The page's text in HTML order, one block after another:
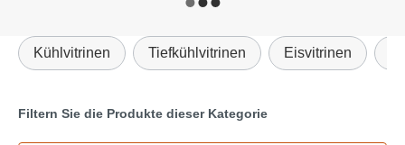
Kühlvitrinen Tiefkühlvitrinen Eisvitrinen
Filtern Sie die Produkte dieser Kategorie